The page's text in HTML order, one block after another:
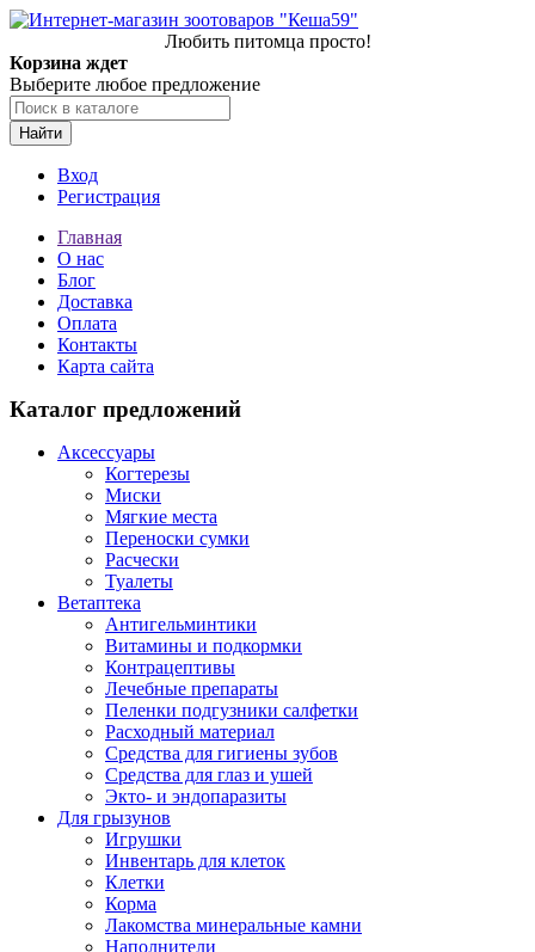
Любить питомца просто!
Корзина ждет
Выберите любое предложение
Найти
Вход
Регистрация
Главная
О нас
Блог
Доставка
Оплата
Контакты
Карта сайта
Каталог предложений
Аксессуары
Когтерезы
Миски
Мягкие места
Переноски сумки
Расчески
Туалеты
Ветаптека
Антигельминтики
Витамины и подкормки
Контрацептивы
Лечебные препараты
Пеленки подгузники салфетки
Расходный материал
Средства для гигиены зубов
Средства для глаз и ушей
Экто- и эндопаразиты
Для грызунов
Игрушки
Инвентарь для клеток
Клетки
Корма
Лакомства минеральные камни
Наполнители